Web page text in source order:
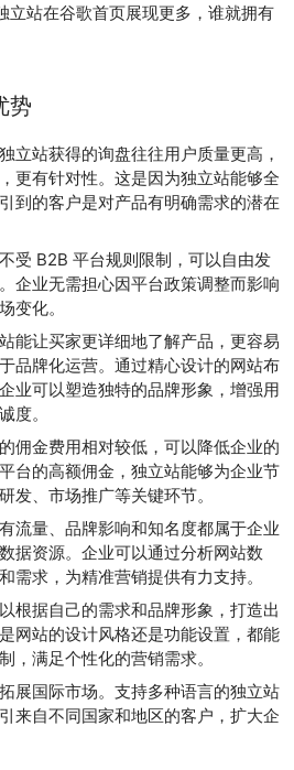
立站在谷歌首页展现更多，谁就拥有
势
立站获得的询盘往往用户质量更高，
更有针对性。这是因为独立站能够全
到的客户是对产品有明确需求的潜在
受 B2B 平台规则限制，可以自由发
企业无需担心因平台政策调整而影响
变化。
站能让买家更详细地了解产品，更容易
品牌化运营。通过精心设计的网站布
业可以塑造独特的品牌形象，增强用
度。
佣金费用相对较低，可以降低企业的
台的高额佣金，独立站能够为企业节
发、市场推广等关键环节。
流量、品牌影响和知名度都属于企业
据资源。企业可以通过分析网站数
需求，为精准营销提供有力支持。
根据自己的需求和品牌形象，打造出
网站的设计风格还是功能设置，都能
，满足个性化的营销需求。
展国际市场。支持多种语言的独立站
来自不同国家和地区的客户，扩大企